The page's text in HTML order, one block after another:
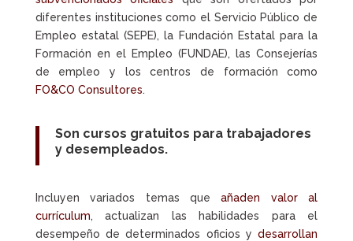
diferentes instituciones como el Servicio Público de
Empleo estatal (SEPE), la Fundación Estatal para la
Formación en el Empleo (FUNDAE), las Consejerías
de empleo y los centros de formación como
FO&CO Consultores.
Son cursos gratuitos para trabajadores
y desempleados.
Incluyen variados temas queañaden valor al
currículum, actualizan las habilidades para el
desempeño de determinados oficios ydesarrollan